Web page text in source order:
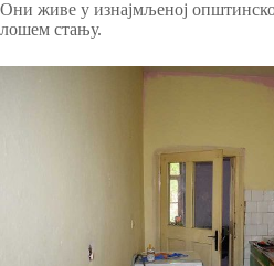
Они живе у изнајмљеној општинској
лошем стању.